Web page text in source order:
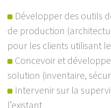
Développer des outils
de production
pour les clients utilisant
Concevoir et
solution (inventaire,
Intervenir sur la
l’existant